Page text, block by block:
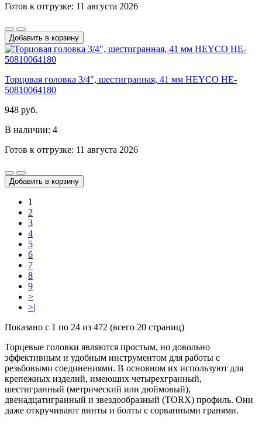
Готов к отгрузке: 11 августа 2026
Добавить в корзину
Торцовая головка 3/4", шестигранная, 41 мм HEYCO HE-
50810064180
948 руб.
В наличии: 4
Готов к отгрузке: 11 августа 2026
Добавить в корзину
1
2
3
4
5
6
7
8
9
>
>|
Показано с 1 по 24 из 472 (всего 20 страниц)
Торцевые головки являются простым, но довольно
эффективным и удобным инструментом для работы с
резьбовыми соединениями. В основном их используют для
крепежных изделий, имеющих четырехгранный,
шестигранный (метрический или дюймовый),
двенадцатигранный и звездообразный (TORX) профиль. Они
даже откручивают винты и болты с сорванными гранями.